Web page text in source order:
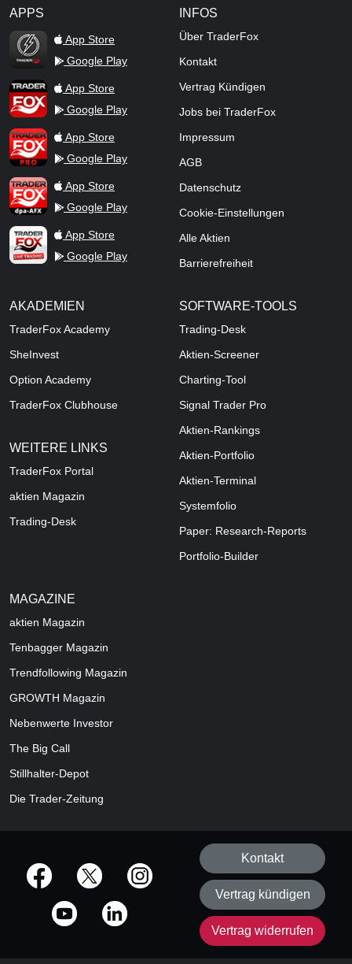
APPS
TraderFox Flash
App Store
Google Play
TraderFox AppApp Store
Google Play
TraderFox ProApp Store
Google Play
TraderFox dpa-AFX ProFeed
App Store
Google Play
TraderFox Live Trading
App Store
Google Play
INFOS
Über TraderFox
Kontakt
Vertrag Kündigen
Jobs bei TraderFox
Impressum
AGB
Datenschutz
Cookie-Einstellungen
Alle Aktien
Barrierefreiheit
AKADEMIEN
TraderFox Academy
SheInvest
Option Academy
TraderFox Clubhouse
WEITERE LINKS
TraderFox Portal
aktien Magazin
Trading-Desk
SOFTWARE-TOOLS
Trading-Desk
Aktien-Screener
Charting-Tool
Signal Trader Pro
Aktien-Rankings
Aktien-Portfolio
Aktien-Terminal
Systemfolio
Paper: Research-Reports
Portfolio-Builder
MAGAZINE
aktien Magazin
Tenbagger Magazin
Trendfollowing Magazin
GROWTH Magazin
Nebenwerte Investor
The Big Call
Stillhalter-Depot
Die Trader-Zeitung
offizielle Social Media-Accounts
Kontakt
Vertrag kündigen
Vertrag widerrufen